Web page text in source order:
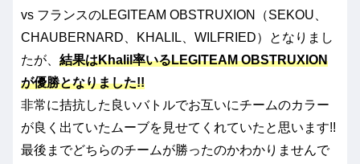
vs フランスのLEGITEAM OBSTRUXION（SEKOU、
CHAUBERNARD、KHALIL、WILFRIED）となりまし
たが、 結果はKhalil率いるLEGITEAM OBSTRUXION
が優勝となりました!!
非常に拮抗した良いバトルでお互いにチームのカラー
が良く出ていたムーブを見せてくれていたと思います!!
最後までどちらのチームが勝ったのかわかりませんで